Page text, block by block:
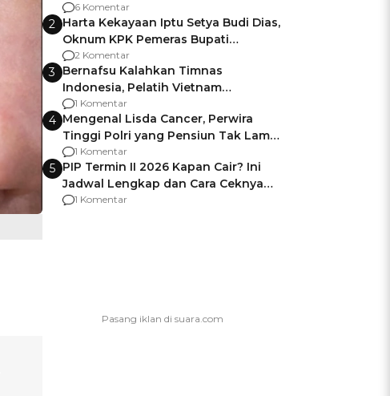
Gagalnya Negara Jamin Keamanan
6 Komentar
2 Harta Kekayaan Iptu Setya Budi Dias,
Oknum KPK Pemeras Bupati
Pemalang
2 Komentar
3 Bernafsu Kalahkan Timnas
Indonesia, Pelatih Vietnam
Berencana Pakai Jimat di Pakansari
1 Komentar
4 Mengenal Lisda Cancer, Perwira
Tinggi Polri yang Pensiun Tak Lama
Usai Jadi Brigjen
1 Komentar
5 PIP Termin II 2026 Kapan Cair? Ini
Jadwal Lengkap dan Cara Ceknya
agar Dana Tidak Hangus!
1 Komentar